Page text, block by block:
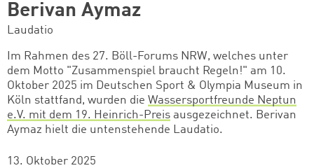
Berivan Aymaz
Laudatio
Im Rahmen des 27. Böll-Forums NRW, welches unter
dem Motto "Zusammenspiel braucht Regeln!" am 10.
Oktober 2025 im Deutschen Sport & Olympia Museum in
Köln stattfand, wurden die Wassersportfreunde Neptun
e.V. mit dem 19. Heinrich-Preis ausgezeichnet. Berivan
Aymaz hielt die untenstehende Laudatio.
13. Oktober 2025